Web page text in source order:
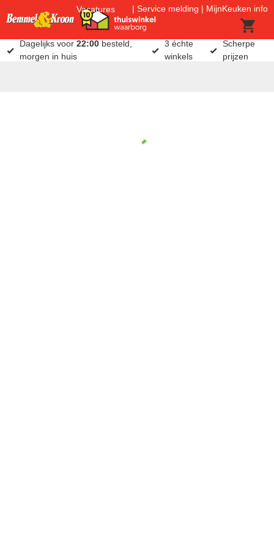
Vacatures Service melding MijnKeuken info
Dagelijks voor22:00 besteld,
morgen in huis
3 échte
winkels
Scherpe
prijzen